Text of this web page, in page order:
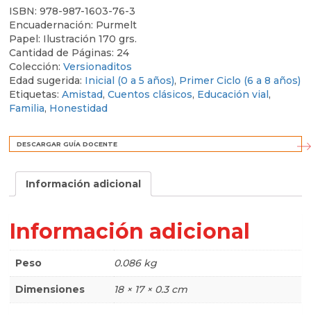
ISBN: 978-987-1603-76-3
Encuadernación: Purmelt
Papel: Ilustración 170 grs.
Cantidad de Páginas: 24
Colección: Versionaditos
Edad sugerida: Inicial (0 a 5 años), Primer Ciclo (6 a 8 años)
Etiquetas: Amistad, Cuentos clásicos, Educación vial ,
Familia, Honestidad
DESCARGAR GUÍA DOCENTE
Información adicional
Información adicional
Peso 0.086 kg
Dimensiones 18 × 17 × 0.3 cm